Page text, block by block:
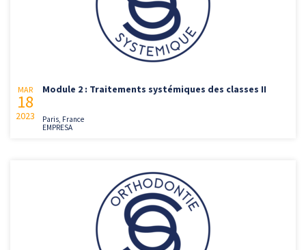
MAR
18
2023
Module 2 : Traitements systémiques des classes II
Paris, France
EMPRESA